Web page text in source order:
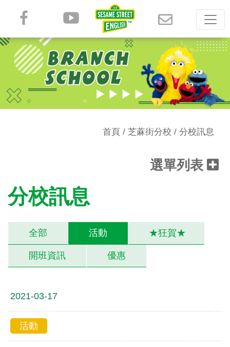
首頁 / 芝蔴街分校 / 分校訊息
選單列表
分校訊息
全部 活動 ★狂賀★
開班資訊 優惠
2021-03-17
活動